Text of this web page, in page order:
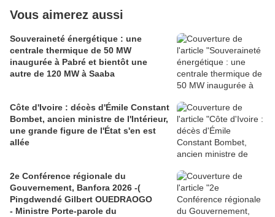
Vous aimerez aussi
Souveraineté énergétique : une
centrale thermique de 50 MW
inaugurée à Pabré et bientôt une
autre de 120 MW à Saaba
Côte d'Ivoire : décès d'Émile Constant
Bombet, ancien ministre de l'Intérieur,
une grande figure de l'État s'en est
allée
2e Conférence régionale du
Gouvernement, Banfora 2026 -(
Pingdwendé Gilbert OUEDRAOGO
- Ministre Porte-parole du